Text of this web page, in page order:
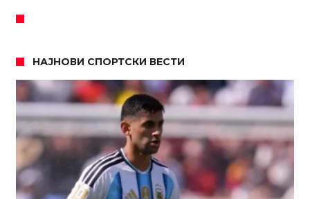
НАЈНОВИ СПОРТСКИ ВЕСТИ